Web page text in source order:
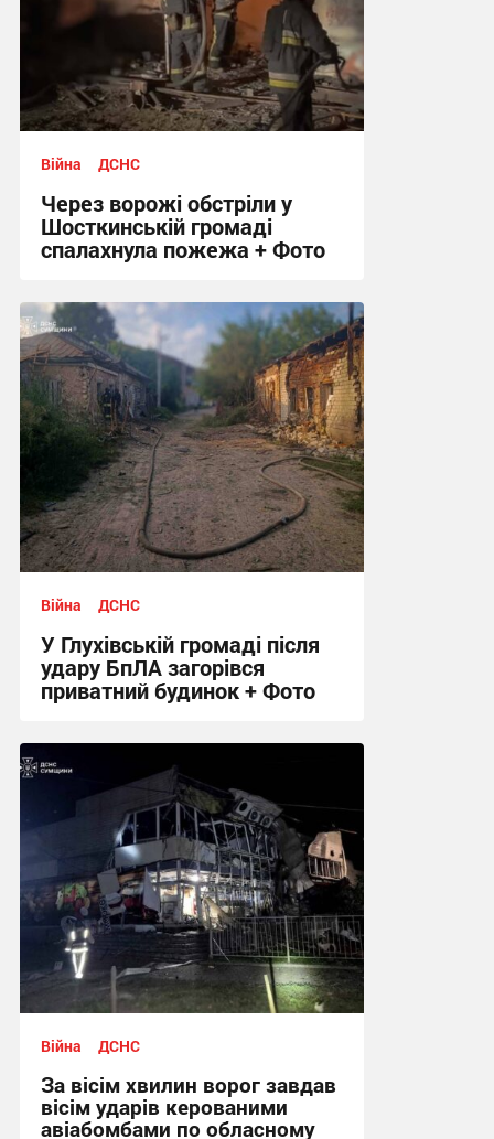
Війна ДСНС
Через ворожі обстріли у
Шосткинській громаді
спалахнула пожежа + Фото
12:12 вчора
Війна ДСНС
У Глухівській громаді після
удару БпЛА загорівся
приватний будинок + Фото
11:04, 6.08.2026
Війна ДСНС
За вісім хвилин ворог завдав
вісім ударів керованими
авіабомбами по обласному